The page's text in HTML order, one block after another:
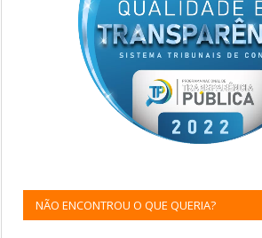
NÃO ENCONTROU O QUE QUERIA?